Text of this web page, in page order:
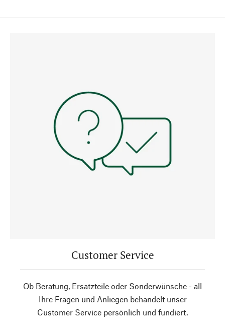
Customer Service
Ob Beratung, Ersatzteile oder Sonderwünsche - all
Ihre Fragen und Anliegen behandelt unser
Customer Service persönlich und fundiert.